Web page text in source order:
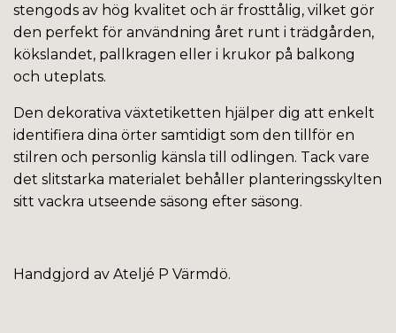
stengods av hög kvalitet och är frosttålig, vilket gör
den perfekt för användning året runt i trädgården,
kökslandet, pallkragen eller i krukor på balkong
och uteplats.
Den dekorativa växtetiketten hjälper dig att enkelt
identifiera dina örter samtidigt som den tillför en
stilren och personlig känsla till odlingen. Tack vare
det slitstarka materialet behåller planteringsskylten
sitt vackra utseende säsong efter säsong.
Handgjord av Ateljé P Värmdö.